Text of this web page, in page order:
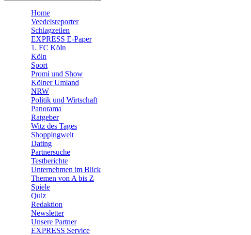
🛒 Shoppingwelt
Home
Veedelsreporter
Schlagzeilen
EXPRESS E-Paper
1. FC Köln
Köln
Sport
Promi und Show
Kölner Umland
NRW
Politik und Wirtschaft
Panorama
Ratgeber
Witz des Tages
Shoppingwelt
Dating
Partnersuche
Testberichte
Unternehmen im Blick
Themen von A bis Z
Spiele
Quiz
Redaktion
Newsletter
Unsere Partner
EXPRESS Service